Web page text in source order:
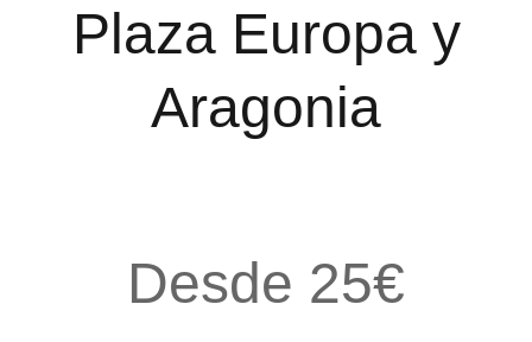
Plaza Europa y
Aragonia
Desde 25€